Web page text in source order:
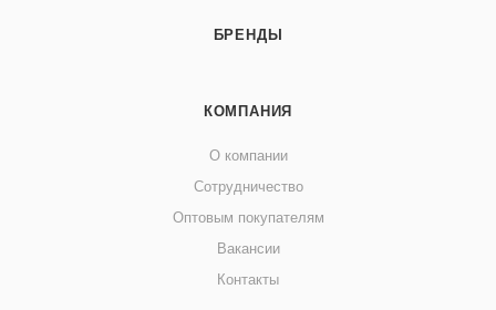
БРЕНДЫ
КОМПАНИЯ
О компании
Сотрудничество
Оптовым покупателям
Вакансии
Контакты